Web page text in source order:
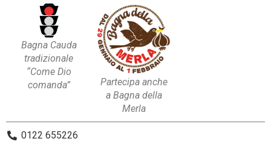
Bagna Cauda
tradizionale
“Come Dio
comanda”
Partecipa anche
a Bagna della
Merla
0122 655226